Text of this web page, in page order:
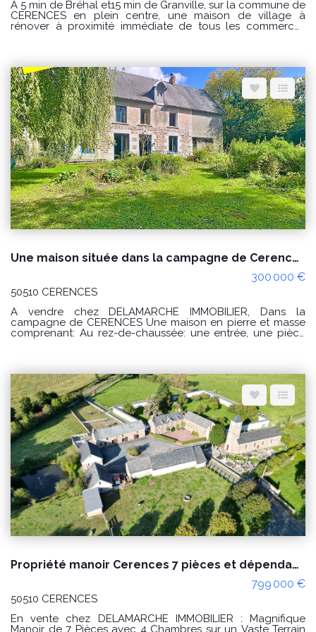
A 5 min de Bréhal et15 min de Granville, sur la commune de
CERENCES en plein centre, une maison de village à
rénover à proximité immédiate de tous les commerces
tout à l'égout PRIX : 79000€ Honoraires à la charge du
vendeur. CLASSE ENERGIE : F(391) ; CLASSE CLIMAT : F (86)
Logement à consommation excessive classé F. Montant
estimé des dépenses annuelles d'énergie pour un usage
standard : entre 2360 € et 3250 € / an Prix moyens des
énergies indexés sur les années 2021, 2022 et 2023
(abonnements compris) Les informations sur les risques
auxquels ce bien est exposé sont disponibles sur le site
Géorisques : www.georisques.gouv.fr Pour visiter
Delamarche immobilier Bréhal 02 33 91 40 41 ou contactez
GINARD Florian 0786274434
Une maison située dans la campagne de Cerences 4 pièces, environ 5 hectares de terres.
300 000 €
50510 CERENCES
A vendre chez DELAMARCHE IMMOBILIER, Dans la
campagne de CERENCES Une maison en pierre et masse
comprenant: Au rez-de-chaussée: une entrée, une pièce
palier desservant une chambre avec sanitaires, un couloir
desservant une seconde chambre avec une pièce à
usage de dressing. Un grenier aménageable au dessus.
Diverses dépendances et un hangar. Un grand bâtiment à
l'arrière de la maison à usage d'étables et une ancienne
boulangerie. Terrain d'environ 5 hectares. Puits. PRIX : 300
000€ Honoraires à la charge du vendeur. Classe énergie :
D (242) Classe climat : D (48) Montant estimé des dépenses
annuelles d'énergie pour un usage standard : entre 3230€
et 4440€ / an Date de référence des prix de l'énergie
utilisés pour établir cette estimation : 01/01/2021 "Les
informations sur les risques auxquels ce bien est exposé
sont disponibles sur le site Géorisques :
www.georisques.gouv.fr" Pour visiter : Agence
DELAMARCHE IMMO.COM Aurélien Etard au 06.29.76.85.09
Propriété manoir Cerences 7 pièces et dépendances, négociable !
799 000 €
50510 CERENCES
En vente chez DELAMARCHE IMMOBILIER : Magnifique
Manoir de 7 Pièces avec 4 Chambres sur un Vaste Terrain